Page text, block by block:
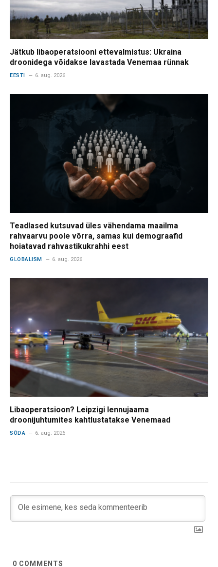
Jätkub libaoperatsiooni ettevalmistus: Ukraina
droonidega võidakse lavastada Venemaa rünnak
EESTI 6. aug. 2026
Teadlased kutsuvad üles vähendama maailma
rahvaarvu poole võrra, samas kui demograafid
hoiatavad rahvastikukrahhi eest
GLOBALISM 6. aug. 2026
Libaoperatsioon? Leipzigi lennujaama
droonijuhtumites kahtlustatakse Venemaad
SÕDA 6. aug. 2026
0 COMMENTS